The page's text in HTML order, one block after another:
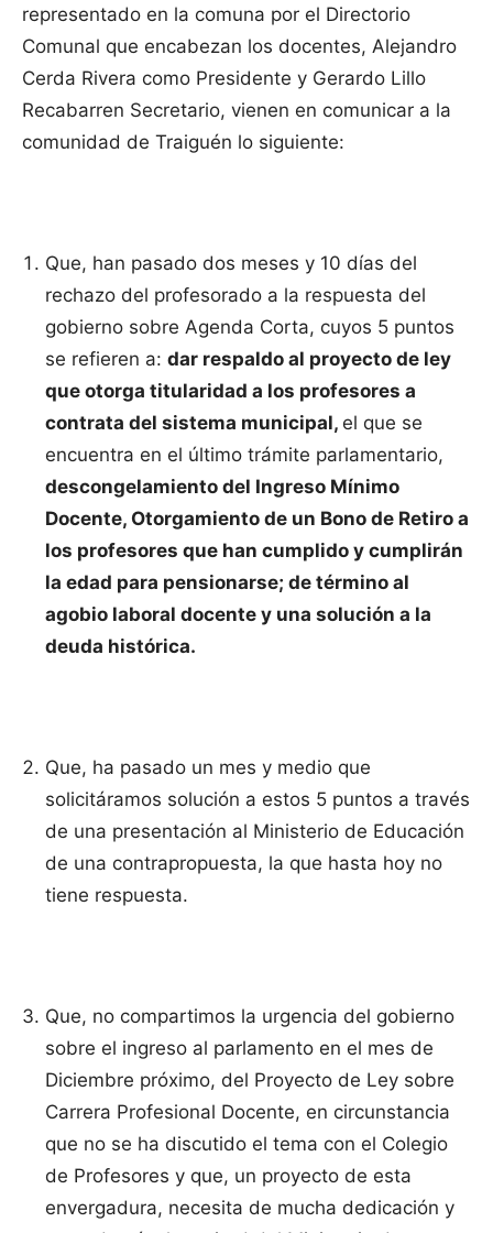
representado en la comuna por el Directorio
Comunal que encabezan los docentes, Alejandro
Cerda Rivera como Presidente y Gerardo Lillo
Recabarren Secretario, vienen en comunicar a la
comunidad de Traiguén lo siguiente:
Que, han pasado dos meses y 10 días del
rechazo del profesorado a la respuesta del
gobierno sobre Agenda Corta, cuyos 5 puntos
se refieren a: dar respaldo al proyecto de ley
que otorga titularidad a los profesores a
contrata del sistema municipal, el que se
encuentra en el último trámite parlamentario,
descongelamiento del Ingreso Mínimo
Docente, Otorgamiento de un Bono de Retiro a
los profesores que han cumplido y cumplirán
la edad para pensionarse; de término al
agobio laboral docente y una solución a la
deuda histórica.
Que, ha pasado un mes y medio que
solicitáramos solución a estos 5 puntos a través
de una presentación al Ministerio de Educación
de una contrapropuesta, la que hasta hoy no
tiene respuesta.
Que, no compartimos la urgencia del gobierno
sobre el ingreso al parlamento en el mes de
Diciembre próximo, del Proyecto de Ley sobre
Carrera Profesional Docente, en circunstancia
que no se ha discutido el tema con el Colegio
de Profesores y que, un proyecto de esta
envergadura, necesita de mucha dedicación y